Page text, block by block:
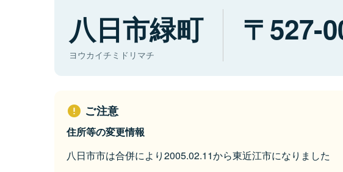
八日市緑町
ヨウカイチミドリマチ
527-
ご注意
住所等の変更情報
八日市市は合併により2005.02.11から東近江市になりました